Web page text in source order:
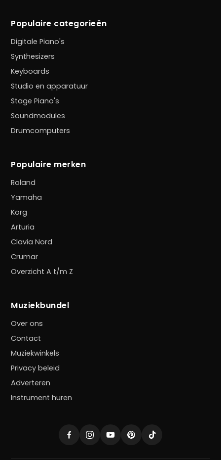
Populaire categorieën
Digitale Piano's
Synthesizers
Keyboards
Studio en apparatuur
Stage Piano's
Soundmodules
Drumcomputers
Populaire merken
Roland
Yamaha
Korg
Arturia
Clavia Nord
Crumar
Overzicht A t/m Z
Muziekbundel
Over ons
Contact
Muziekwinkels
Privacy beleid
Adverteren
Instrument huren